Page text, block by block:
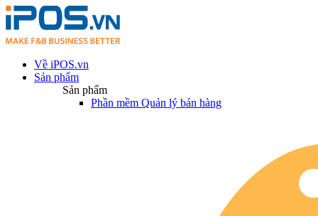
Về iPOS.vn
Sản phẩm
Sản phẩm
Phần mềm Quản lý bán hàng